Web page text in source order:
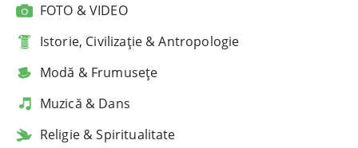
FOTO & VIDEO
Istorie, Civilizație & Antropologie
Modă & Frumusețe
Muzică & Dans
Religie & Spiritualitate